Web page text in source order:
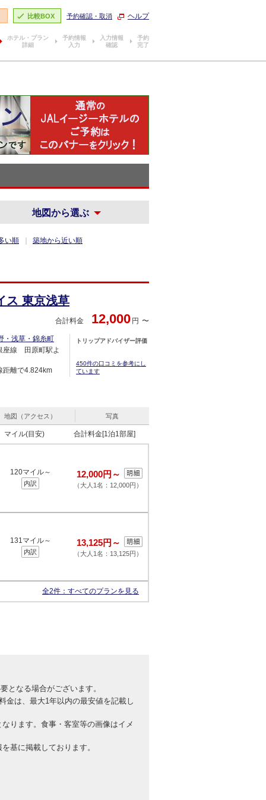
比較BOX 予約確認・取消 ヘルプ
ホテル・プラン
詳細
予約情報
入力
入力情報
確認
予約
完了
地図から選ぶ
い順 築地から近い順
ス 東京浅草
合計料金 12,000 円
・浅草・錦糸町
座線 田原町駅よ
距離で4.824km
トリップアドバイザー評価
450件の口コミを参考にし
ています
地図（アクセス） 写真
マイル(目安) 合計料金[1泊1部屋]
120マイル～
内訳
12,000円～
（大人1名：12,000円）
131マイル～
内訳
13,125円～
（大人1名：13,125円）
全2件： すべてのプランを見る
となる場合がございます。
金は、最大1年以内の最安値を記載し
ります。食事・客室等の画像はイメ
基に掲載しております。